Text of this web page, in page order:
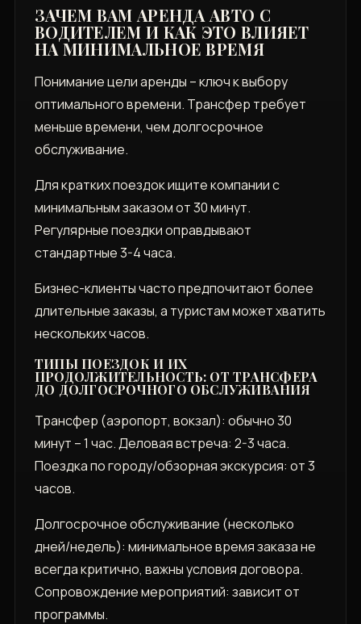
ЗАЧЕМ ВАМ АРЕНДА АВТО С
ВОДИТЕЛЕМ И КАК ЭТО ВЛИЯЕТ
НА МИНИМАЛЬНОЕ ВРЕМЯ
Понимание цели аренды – ключ к выбору
оптимального времени. Трансфер требует
меньше времени, чем долгосрочное
обслуживание.
Для кратких поездок ищите компании с
минимальным заказом от 30 минут.
Регулярные поездки оправдывают
стандартные 3-4 часа.
Бизнес-клиенты часто предпочитают более
длительные заказы, а туристам может хватить
нескольких часов.
ТИПЫ ПОЕЗДОК И ИХ
ПРОДОЛЖИТЕЛЬНОСТЬ: ОТ ТРАНСФЕРА
ДО ДОЛГОСРОЧНОГО ОБСЛУЖИВАНИЯ
Трансфер (аэропорт, вокзал): обычно 30
минут – 1 час. Деловая встреча: 2-3 часа.
Поездка по городу/обзорная экскурсия: от 3
часов.
Долгосрочное обслуживание (несколько
дней/недель): минимальное время заказа не
всегда критично, важны условия договора.
Сопровождение мероприятий: зависит от
программы.